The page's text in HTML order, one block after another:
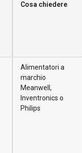
Cosa chiedere
Alimentatori a
marchio
Meanwell,
Inventronics o
Philips